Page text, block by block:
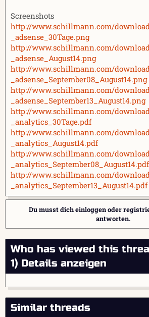
Screenshots
http://www.schillmann.com/
_adsense_30Tage.png
http://www.schillmann.com/
_adsense_August14.png
http://www.schillmann.com/
_adsense_September08_August14.png
http://www.schillmann.com/
_adsense_September13_August14.png
http://www.schillmann.com/
_analytics_30Tage.pdf
http://www.schillmann.com/
_analytics_August14.pdf
http://www.schillmann.com/
_analytics_September08_August14.pdf
http://www.schillmann.com/
_analytics_September13_August14.pdf
Du musst dich einloggen oder
antworten.
Who has viewed this
1) Details anzeigen
Similar threads